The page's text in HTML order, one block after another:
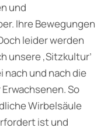
und
Ihre Bewegungen
leider werden
unsere ‚Sitzkultur’
nach und nach die
So
Wirbelsäule
ist und